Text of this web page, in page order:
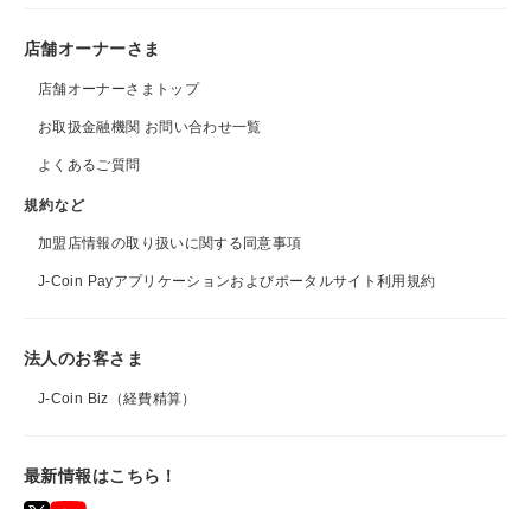
店舗オーナーさま
店舗オーナーさまトップ
お取扱金融機関 お問い合わせ一覧
よくあるご質問
規約など
加盟店情報の取り扱いに関する同意事項
J-Coin Payアプリケーションおよびポータルサイト利用規約
法人のお客さま
J-Coin Biz（経費精算）
最新情報はこちら！